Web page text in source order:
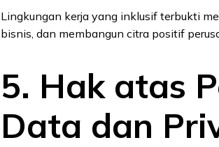
Lingkungan kerja yang inklusif terbukti
bisnis, dan membangun citra positif
5. Hak atas
Data dan